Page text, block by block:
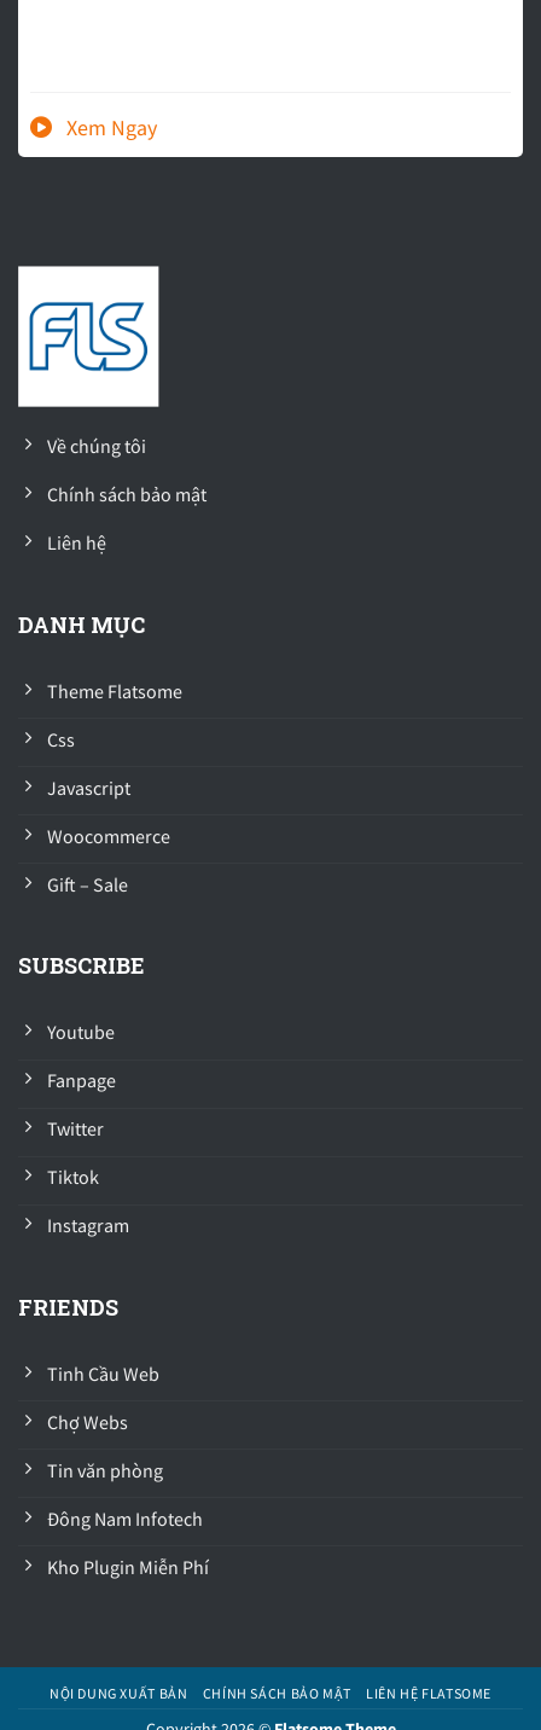
Về chúng tôi
Chính sách bảo mật
Liên hệ
DANH MỤC
Theme Flatsome
Css
Javascript
Woocommerce
Gift – Sale
SUBSCRIBE
Youtube
Fanpage
Twitter
Tiktok
Instagram
FRIENDS
Tinh Cầu Web
Chợ Webs
Tin văn phòng
Đông Nam Infotech
Kho Plugin Miễn Phí
NỘI DUNG XUẤT BẢN CHÍNH SÁCH BẢO MẬT LIÊN HỆ FLATSOME